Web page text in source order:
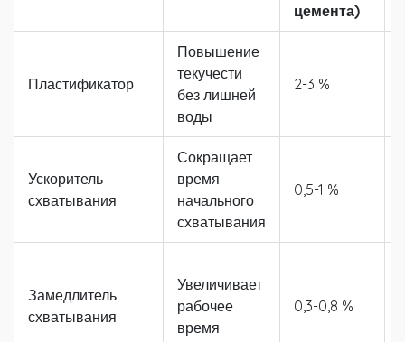
цемента)
Пластификатор
Повышение
текучести
без лишней
воды
2-3 %
Ускоритель
схватывания
Сокращает
время
начального
схватывания
0,5-1 %
Замедлитель
схватывания
Увеличивает
рабочее
время
0,3-0,8 %